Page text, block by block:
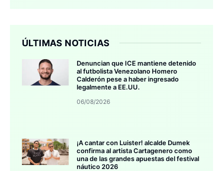
ÚLTIMAS NOTICIAS
Denuncian que ICE mantiene detenido
al futbolista Venezolano Homero
Calderón pese a haber ingresado
legalmente a EE.UU.
06/08/2026
¡A cantar con Luister! alcalde Dumek
confirma al artista Cartagenero como
una de las grandes apuestas del festival
náutico 2026